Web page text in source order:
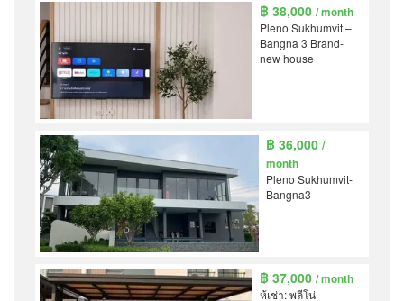
฿ 38,000/ month
Pleno Sukhumvit –
Bangna 3 Brand-
new house
฿ 36,000 /
month
Pleno Sukhumvit-
Bangna3
฿ 37,000/ month
ห้เช่า: พลีโน่